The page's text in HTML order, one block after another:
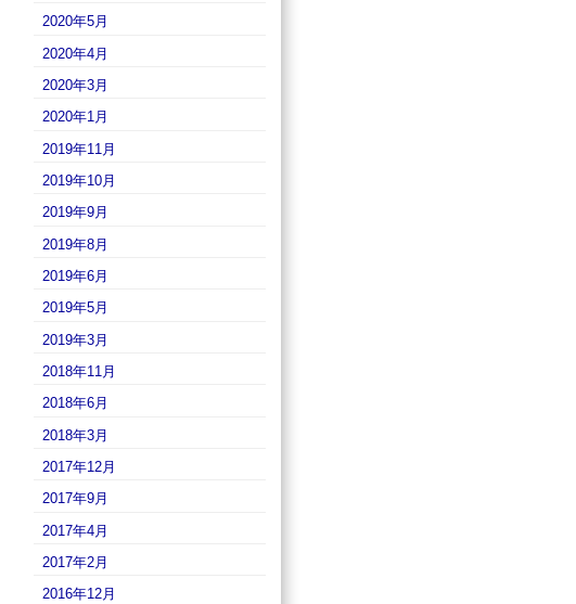
2020年5月
2020年4月
2020年3月
2020年1月
2019年11月
2019年10月
2019年9月
2019年8月
2019年6月
2019年5月
2019年3月
2018年11月
2018年6月
2018年3月
2017年12月
2017年9月
2017年4月
2017年2月
2016年12月